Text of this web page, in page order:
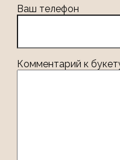
Ваш телефон
Комментарий к